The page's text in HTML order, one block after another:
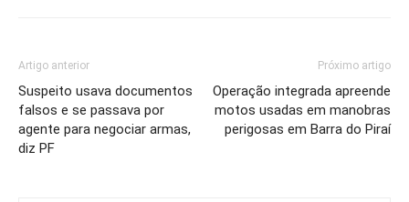
Artigo anterior
Suspeito usava documentos
falsos e se passava por
agente para negociar armas,
diz PF
Próximo artigo
Operação integrada apreende
motos usadas em manobras
perigosas em Barra do Piraí